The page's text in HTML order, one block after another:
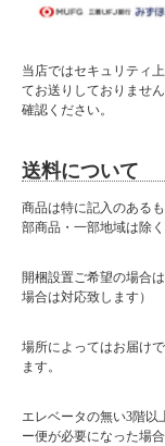
・フルオープンスライド
・棚板耐震ダボ
・完成品（上下2個口で
当店商品はメーカー取扱
当店ではセキュリティ
てお送りしておりませ
確認ください。
送料について
商品は特に記入のある
部商品・一部地域は除く
開梱設置ご希望の場合
場合は対応致します）
場所によってはお届け
ます。
エレベータの無い3階以
ー便が必要になった場